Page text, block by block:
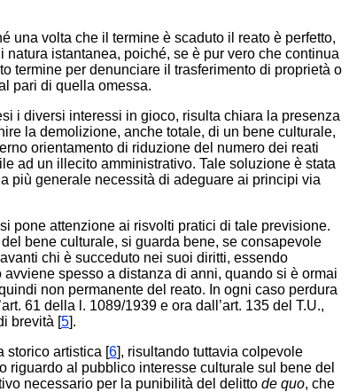
una volta che il termine è scaduto il reato è perfetto,
istantanea, poiché, se è pur vero che continua
termine per denunciare il trasferimento di proprietà o
pari di quella omessa.
i diversi interessi in gioco, risulta chiara la presenza
la demolizione, anche totale, di un bene culturale,
orientamento di riduzione del numero dei reati
ad un illecito amministrativo. Tale soluzione è stata
più generale necessità di adeguare ai principi via
pone attenzione ai risvolti pratici di tale previsione.
bene culturale, si guarda bene, se consapevole
chi è succeduto nei suoi diritti, essendo
spesso a distanza di anni, quando si è ormai
non permanente del reato. In ogni caso perdura
61 della l. 1089/1939 e ora dall’art. 135 del T.U.,
brevità [5].
storico artistica [6], risultando tuttavia colpevole
riguardo al pubblico interesse culturale sul bene del
necessario per la punibilità del delitto de quo, che